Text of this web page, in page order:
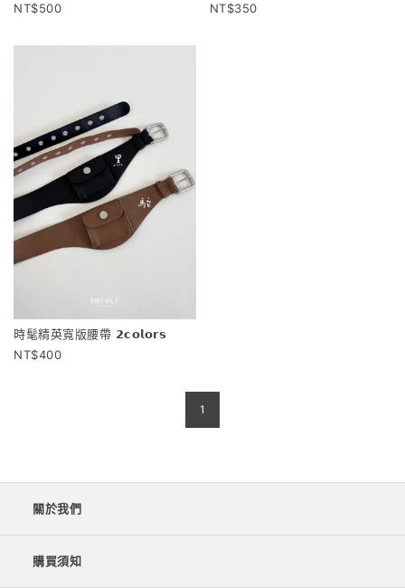
500
350
時髦精英寬版腰帶 𝟮𝗰𝗼𝗹𝗼𝗿𝘀
400
1
關於我們
購買須知